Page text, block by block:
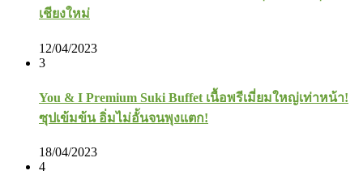
เชียงใหม่
12/04/2023
3
You & I Premium Suki Buffet เนื้อพรีเมี่ยมใหญ่เท่าหน้า!
ซุปเข้มข้น อิ่มไม่อั้นจนพุงแตก!
18/04/2023
4